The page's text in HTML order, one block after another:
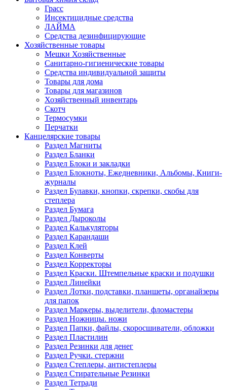
Грасс
Инсектицидные средства
ЛАЙМА
Средства дезинфицирующие
Хозяйственные товары
Мешки Хозяйственные
Санитарно-гигиенические товары
Средства индивидуальной защиты
Товары для дома
Товары для магазинов
Хозяйственный инвентарь
Скотч
Термосумки
Перчатки
Канцелярские товары
Раздел Магниты
Раздел Бланки
Раздел Блоки и закладки
Раздел Блокноты, Ежедневники, Альбомы, Книги-
журналы
Раздел Булавки, кнопки, скрепки, скобы для
степлера
Раздел Бумага
Раздел Дыроколы
Раздел Калькуляторы
Раздел Карандаши
Раздел Клей
Раздел Конверты
Раздел Корректоры
Раздел Краски. Штемпельные краски и подушки
Раздел Линейки
Раздел Лотки, подставки, планшеты, органайзеры
для папок
Раздел Маркеры, выделители, фломастеры
Раздел Ножницы. ножи
Раздел Папки, файлы, скоросшиватели, обложки
Раздел Пластилин
Раздел Резинки для денег
Раздел Ручки. стержни
Раздел Степлеры, антистеплеры
Раздел Стирательные Резинки
Раздел Тетради